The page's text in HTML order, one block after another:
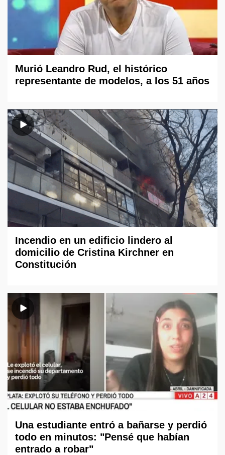
Murió Leandro Rud, el histórico
representante de modelos, a los 51 años
Incendio en un edificio lindero al
domicilio de Cristina Kirchner en
Constitución
Una estudiante entró a bañarse y perdió
todo en minutos: "Pensé que habían
entrado a robar"